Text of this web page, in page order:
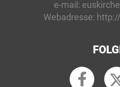
e-mail:
Webadresse: